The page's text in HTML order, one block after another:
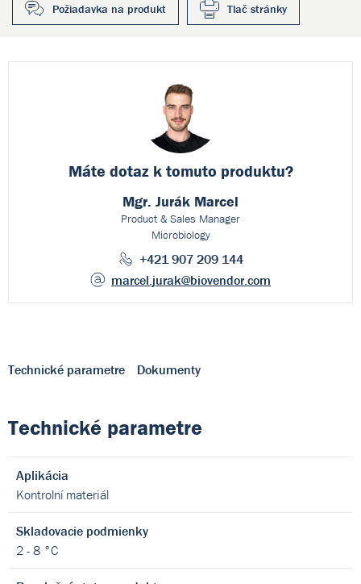
Požiadavka na produkt Tlač stránky
Máte dotaz k tomuto produktu?
Mgr. Jurák Marcel
Product & Sales Manager
Microbiology
+421 907 209 144
marcel.jurak@biovendor.com
Technické parametre Dokumenty
Technické parametre
Aplikácia
Kontrolní materiál
Skladovacie podmienky
2 - 8 °C